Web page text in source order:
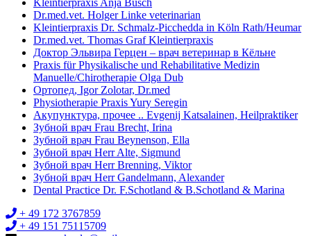
Kleintierpraxis Anja Busch
Dr.med.vet. Holger Linke veterinarian
Kleintierpraxis Dr. Schmalz-Picchedda in Köln Rath/Heumar
Dr.med.vet. Thomas Graf Kleintierpraxis
Доктор Эльвира Герцен – врач ветеринар в Кёльне
Praxis für Physikalische und Rehabilitative Medizin
Manuelle/Chirotherapie Olga Dub
Ортопед, Igor Zolotar, Dr.med
Physiotherapie Praxis Yury Seregin
Акупунктура, прочее .. Evgenij Katsalainen, Heilpraktiker
Зубной врач Frau Brecht, Irina
Зубной врач Frau Beynenson, Ella
Зубной врач Herr Alte, Sigmund
Зубной врач Herr Brenning, Viktor
Зубной врач Herr Gandelmann, Alexander
Dental Practice Dr. F.Schotland & B.Schotland & Marina
+ 49 172 3767859
+ 49 151 75115709